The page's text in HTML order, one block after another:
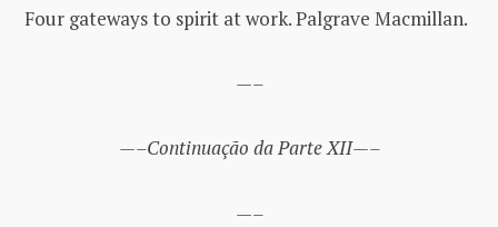
Four gateways to spirit at work. Palgrave Macmillan.
—–
—–Continuação da Parte XII—–
—–